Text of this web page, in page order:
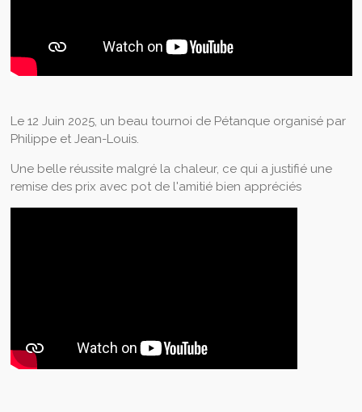
Le 12 Juin 2025, un beau tournoi de Pétanque organisé par
Philippe et Jean-Louis.
Une belle réussite malgré la chaleur, ce qui a justifié une
remise des prix avec pot de l'amitié bien appréciés